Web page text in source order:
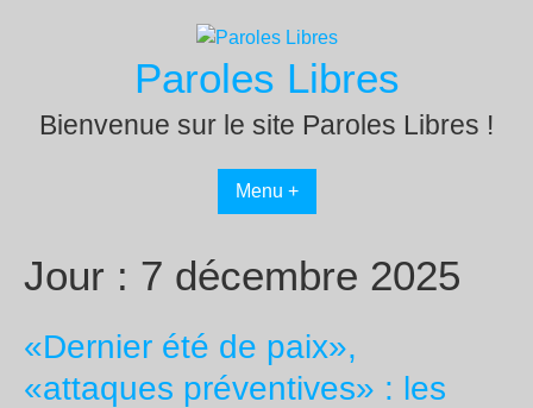
Paroles Libres
Bienvenue sur le site Paroles Libres !
Menu +
Jour : 7 décembre 2025
«Dernier été de paix»,
«attaques préventives» : les